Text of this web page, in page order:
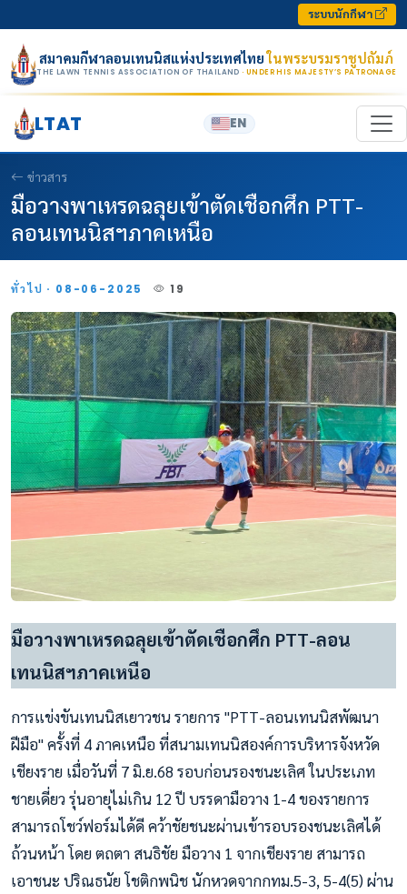
ระบบนักกีฬา
สมาคมกีฬาลอนเทนนิสแห่งประเทศไทยในพระบรมราชูปถัมภ์
THE LAWN TENNIS ASSOCIATION OF THAILAND · UNDER HIS MAJESTY’S PATRONAGE
LTAT EN
ข่าวสาร
มือวางพาเหรดฉลุยเข้าตัดเชือกศึก PTT-
ลอนเทนนิสฯภาคเหนือ
ทั่วไป · 08-06-2025 19
มือวางพาเหรดฉลุยเข้าตัดเชือกศึก PTT-ลอน
เทนนิสฯภาคเหนือ
การแข่งขันเทนนิสเยาวชน รายการ "PTT-ลอนเทนนิสพัฒนา
ฝีมือ" ครั้งที่ 4 ภาคเหนือ ที่สนามเทนนิสองค์การบริหารจังหวัด
เชียงราย เมื่อวันที่ 7 มิ.ย.68 รอบก่อนรองชนะเลิศ ในประเภท
ชายเดี่ยว รุ่นอายุไม่เกิน 12 ปี บรรดามือวาง 1-4 ของรายการ
สามารถโชว์ฟอร์มได้ดี คว้าชัยชนะผ่านเข้ารอบรองชนะเลิศได้
ถ้วนหน้า โดย ตถตา สนธิชัย มือวาง 1 จากเชียงราย สามารถ
เอาชนะ ปริณธนัย โชติกพนิช นักหวดจากกทม.5-3, 5-4(5) ผ่าน